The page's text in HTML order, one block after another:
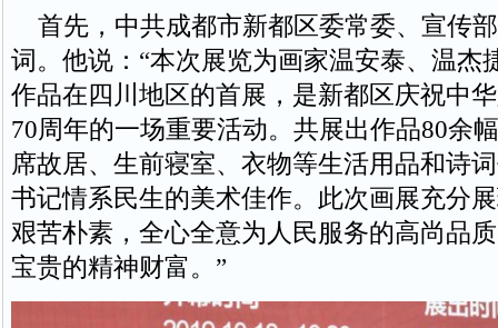
首先，中共成都市新都区委常委、宣传
词。他说：“本次展览为画家温安泰、温杰
作品在四川地区的首展，是新都区庆祝中
70周年的一场重要活动。共展出作品80余
席故居、生前寝室、衣物等生活用品和诗
书记情系民生的美术佳作。此次画展充分
艰苦朴素，全心全意为人民服务的高尚品
宝贵的精神财富。”